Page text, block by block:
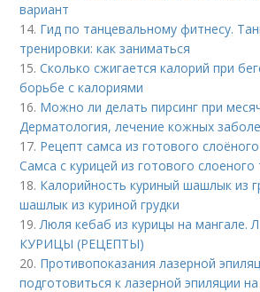
вариант
14. Гид по танцевальному фитнесу.
тренировки: как заниматься
15.Сколько сжигается калорий при
борьбе с калориями
16. Можно ли делать пирсинг при
Дерматология, лечение кожных
17. Рецепт самса из готового
Самса с курицей из готового слоеного
18. Калорийность куриный шашлык из
шашлык из куриной грудки
19.Люля кебаб из курицы на
КУРИЦЫ (РЕЦЕПТЫ)
20. Противопоказания лазерной
подготовиться к лазерной эпиляции